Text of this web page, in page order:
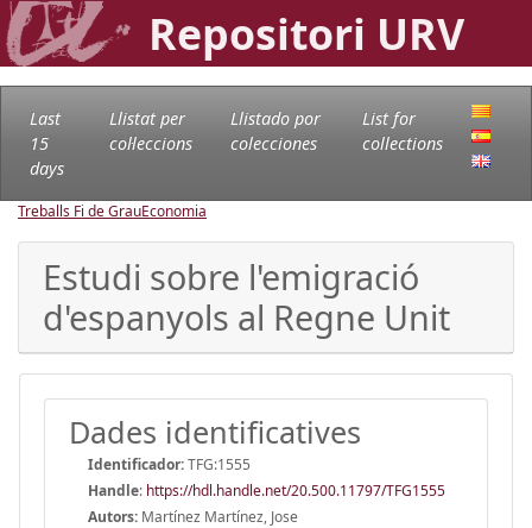
Repositori URV
Last
15
days
Llistat per
col·leccions
Llistado por
colecciones
List for
collections
Treballs Fi de GrauEconomia
Estudi sobre l'emigració
d'espanyols al Regne Unit
Dades identificatives
Identificador:TFG:1555
Handle: https://hdl.handle.net/20.500.11797/TFG1555
Autors: Martínez Martínez, Jose